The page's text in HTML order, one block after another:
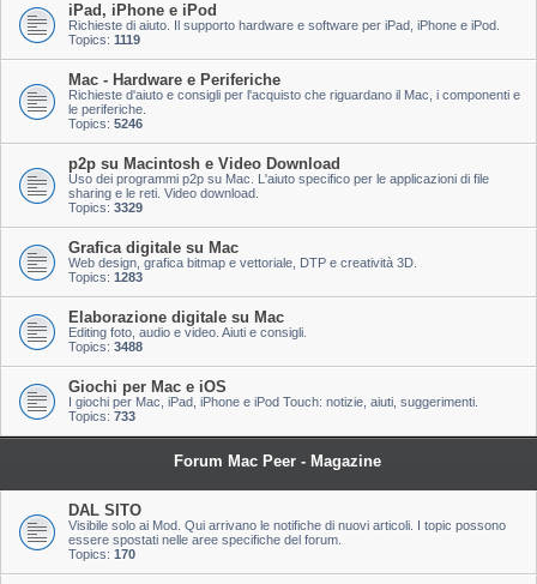
iPad, iPhone e iPod
Richieste di aiuto. Il supporto hardware e software per iPad, iPhone e iPod.
Topics: 1119
Mac - Hardware e Periferiche
Richieste d'aiuto e consigli per l'acquisto che riguardano il Mac, i componenti e
le periferiche.
Topics: 5246
p2p su Macintosh e Video Download
Uso dei programmi p2p su Mac. L'aiuto specifico per le applicazioni di file
sharing e le reti. Video download.
Topics: 3329
Grafica digitale su Mac
Web design, grafica bitmap e vettoriale, DTP e creatività 3D.
Topics: 1283
Elaborazione digitale su Mac
Editing foto, audio e video. Aiuti e consigli.
Topics: 3488
Giochi per Mac e iOS
I giochi per Mac, iPad, iPhone e iPod Touch: notizie, aiuti, suggerimenti.
Topics: 733
Forum Mac Peer - Magazine
DAL SITO
Visibile solo ai Mod. Qui arrivano le notifiche di nuovi articoli. I topic possono
essere spostati nelle aree specifiche del forum.
Topics: 170